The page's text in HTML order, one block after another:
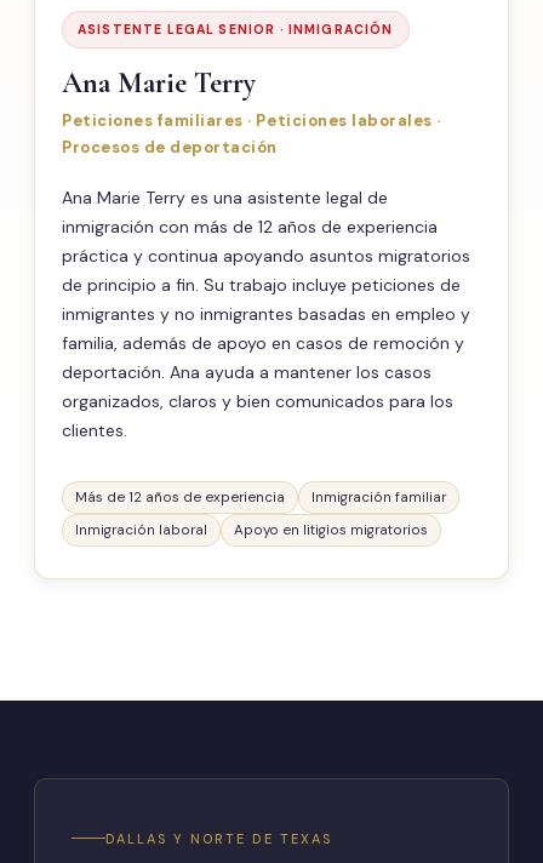
ASISTENTE LEGAL SENIOR · INMIGRACIÓN
Ana Marie Terry
Peticiones familiares · Peticiones laborales ·
Procesos de deportación
Ana Marie Terry es una asistente legal de
inmigración con más de 12 años de experiencia
práctica y continua apoyando asuntos migratorios
de principio a fin. Su trabajo incluye peticiones de
inmigrantes y no inmigrantes basadas en empleo y
familia, además de apoyo en casos de remoción y
deportación. Ana ayuda a mantener los casos
organizados, claros y bien comunicados para los
clientes.
Más de 12 años de experiencia
Inmigración familiar
Inmigración laboral
Apoyo en litigios migratorios
DALLAS Y NORTE DE TEXAS